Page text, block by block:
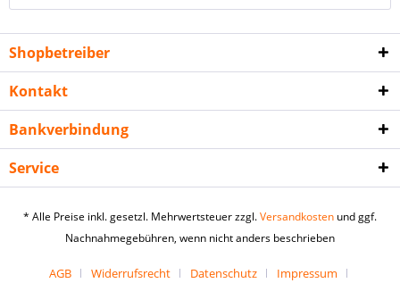
Shopbetreiber
Kontakt
Bankverbindung
Service
* Alle Preise inkl. gesetzl. Mehrwertsteuer zzgl.Versandkosten und ggf.
Nachnahmegebühren, wenn nicht anders beschrieben
AGB Widerrufsrecht Datenschutz
Impressum